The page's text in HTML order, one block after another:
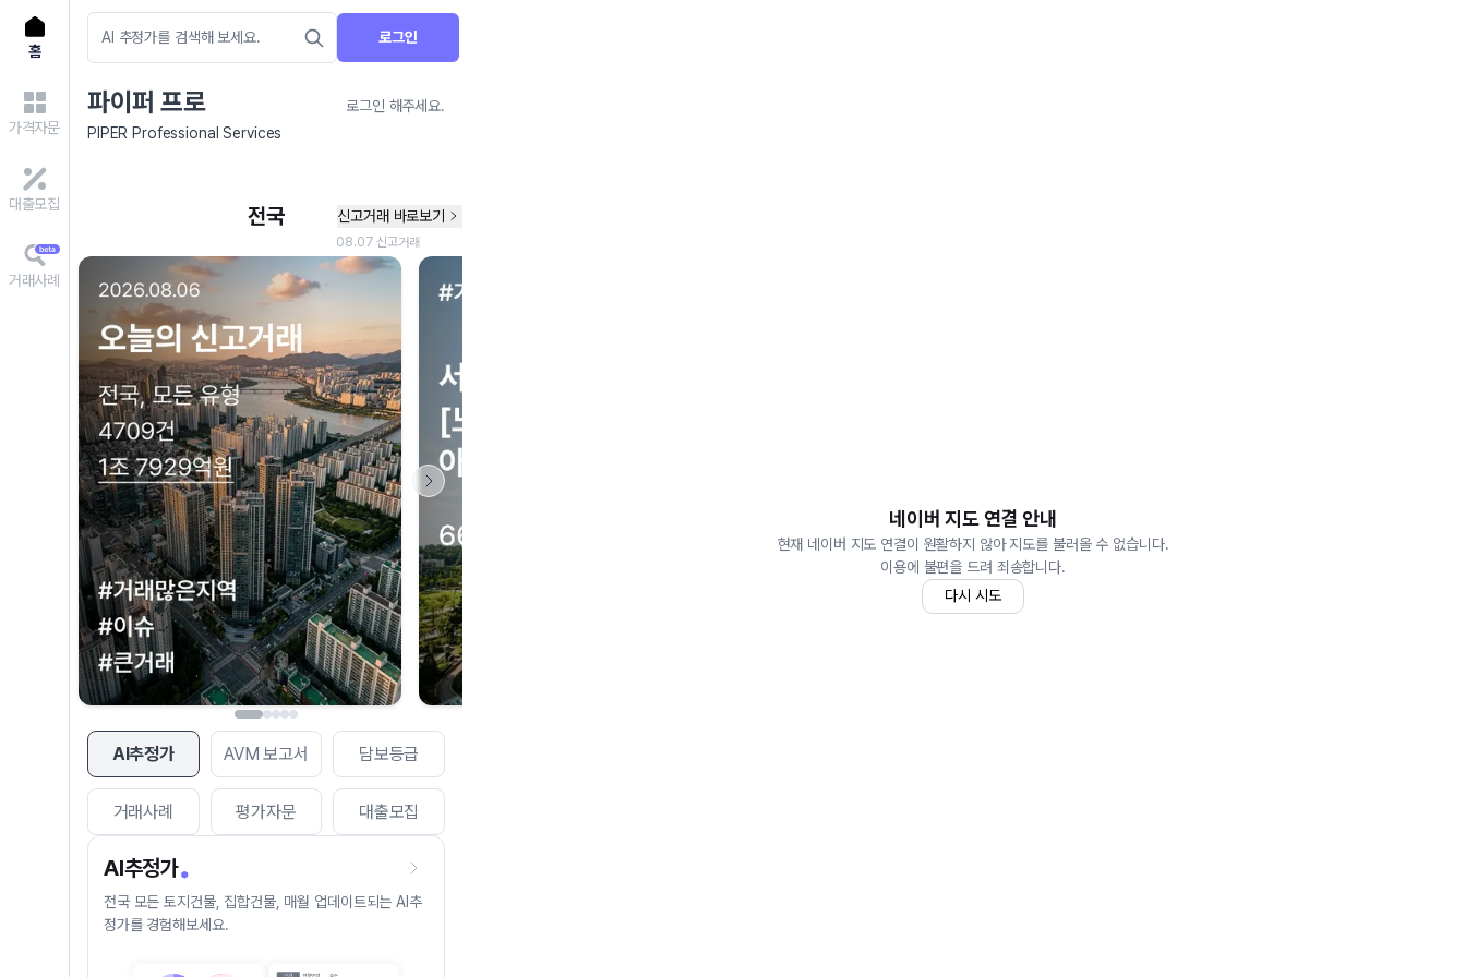
홈
가격자문
대출모집
거래사례
로그인
파이퍼 프로
로그인 해주세요.
PIPER Professional Services
AI추정가 AVM 보고서 담보등급
거래사례 평가자문 대출모집
AI추정가
전국 모든 토지건물, 집합건물, 매월 업데이트되는 AI추
정가를 경험해보세요.
네이버 지도 연결 안내
현재 네이버 지도 연결이 원활하지 않아 지도를 불러올 수 없습니다.
이용에 불편을 드려 죄송합니다.
다시 시도